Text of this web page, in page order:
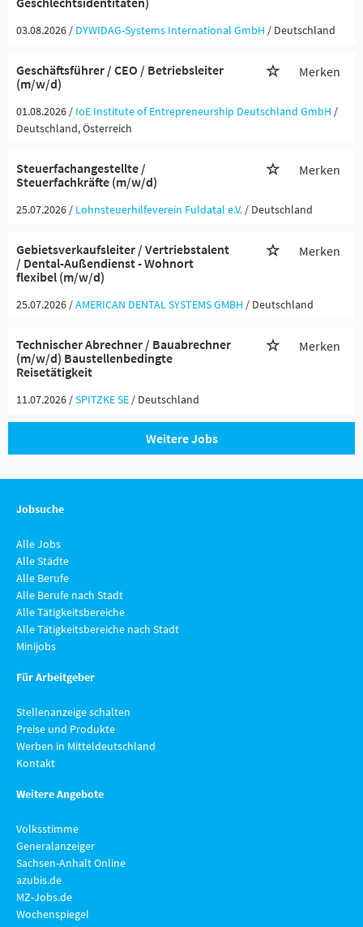
03.08.2026 / DYWIDAG-Systems International GmbH / Deutschland
Geschäftsführer / CEO / Betriebsleiter
(m/w/d)
Merken
01.08.2026 / IoE Institute of Entrepreneurship Deutschland GmbH /
Deutschland, Österreich
Steuerfachangestellte /
Steuerfachkräfte (m/w/d)
Merken
25.07.2026 / Lohnsteuerhilfeverein Fuldatal e.V. / Deutschland
Gebietsverkaufsleiter / Vertriebstalent
/ Dental-Außendienst - Wohnort
flexibel (m/w/d)
Merken
25.07.2026 /AMERICAN DENTAL SYSTEMS GMBH / Deutschland
Technischer Abrechner / Bauabrechner
(m/w/d) Baustellenbedingte
Reisetätigkeit
Merken
11.07.2026 /SPITZKE SE / Deutschland
Weitere Jobs
Jobsuche
Alle Jobs
Alle Städte
Alle Berufe
Alle Berufe nach Stadt
Alle Tätigkeitsbereiche
Alle Tätigkeitsbereiche nach Stadt
Minijobs
Für Arbeitgeber
Stellenanzeige schalten
Preise und Produkte
Werben in Mitteldeutschland
Kontakt
Weitere Angebote
Volksstimme
Generalanzeiger
Sachsen-Anhalt Online
azubis.de
MZ-Jobs.de
Wochenspiegel